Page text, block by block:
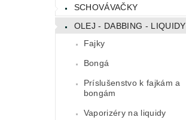
SCHOVÁVAČKY
OLEJ - DABBING - LIQUIDY
Fajky
Bongá
Príslušenstvo k fajkám a
bongám
Vaporizéry na liquidy